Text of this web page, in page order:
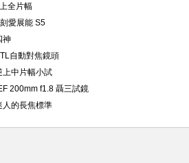
全片幅
愛展能 S5
神
自動對焦鏡頭
上中片幅小試
200mm f1.8 聶三試鏡
人的長焦標準